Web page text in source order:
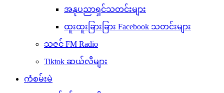
အနုပညာရှင်သတင်းများ
ထူးထူးခြားခြား Facebook သတင်းများ
သဇင် FM Radio
Tiktok ဆယ်လီများ
ကံစမ်းမဲ